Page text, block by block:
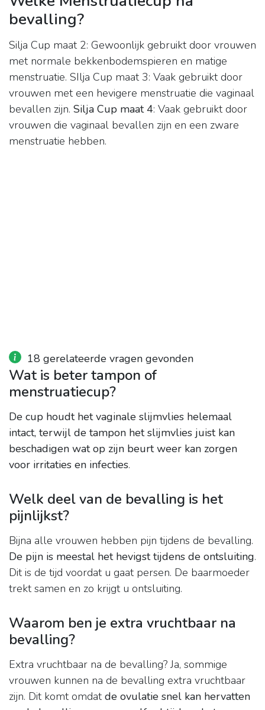
bevalling?
Silja Cup maat 2: Gewoonlijk gebruikt door vrouwen
met normale bekkenbodemspieren en matige
menstruatie. SIlja Cup maat 3: Vaak gebruikt door
vrouwen met een hevigere menstruatie die vaginaal
bevallen zijn. Silja Cup maat 4: Vaak gebruikt door
vrouwen die vaginaal bevallen zijn en een zware
menstruatie hebben.
18 gerelateerde vragen gevonden
Wat is beter tampon of
menstruatiecup?
De cup houdt het vaginale slijmvlies helemaal
intact, terwijl de tampon het slijmvlies juist kan
beschadigen wat op zijn beurt weer kan zorgen
voor irritaties en infecties.
Welk deel van de bevalling is het
pijnlijkst?
Bijna alle vrouwen hebben pijn tijdens de bevalling.
De pijn is meestal het hevigst tijdens de ontsluiting.
Dit is de tijd voordat u gaat persen. De baarmoeder
trekt samen en zo krijgt u ontsluiting.
Waarom ben je extra vruchtbaar na
bevalling?
Extra vruchtbaar na de bevalling? Ja, sommige
vrouwen kunnen na de bevalling extra vruchtbaar
zijn. Dit komt omdatde ovulatie snel kan hervatten